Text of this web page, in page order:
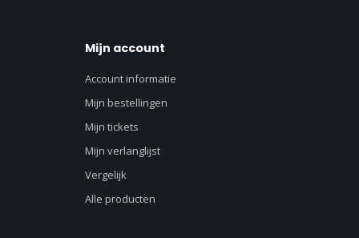
Mijn account
Account informatie
Mijn bestellingen
Mijn tickets
Mijn verlanglijst
Vergelijk
Alle producten